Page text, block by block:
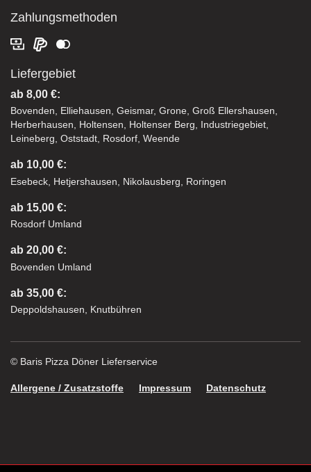
Zahlungsmethoden
Liefergebiet
ab 8,00 €:
Bovenden, Elliehausen, Geismar, Grone, Groß Ellershausen,
Herberhausen, Holtensen, Holtenser Berg, Industriegebiet,
Leineberg, Oststadt, Rosdorf, Weende
ab 10,00 €:
Esebeck, Hetjershausen, Nikolausberg, Roringen
ab 15,00 €:
Rosdorf Umland
ab 20,00 €:
Bovenden Umland
ab 35,00 €:
Deppoldshausen, Knutbühren
© Baris Pizza Döner Lieferservice
Allergene / Zusatzstoffe Impressum Datenschutz